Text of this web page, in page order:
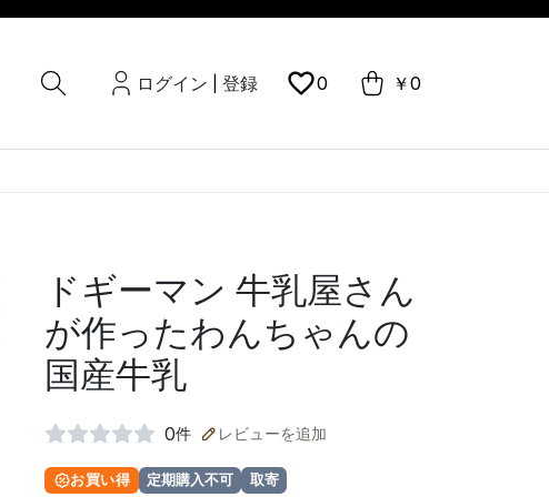
ログイン 登録 0 ￥0
ドギーマン 牛乳屋さん
が作ったわんちゃんの
国産牛乳
0件 レビューを追加
お買い得 定期購入不可 取寄